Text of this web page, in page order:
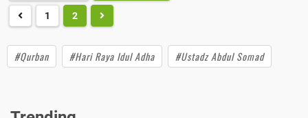
1 2
#Qurban #Hari Raya Idul Adha #Ustadz Abdul Somad